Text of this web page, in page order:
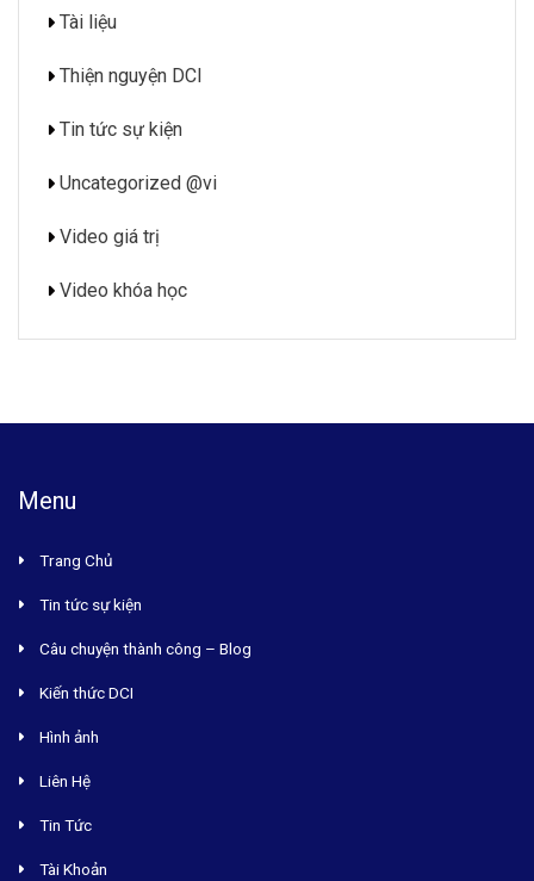
Tài liệu
Thiện nguyện DCI
Tin tức sự kiện
Uncategorized @vi
Video giá trị
Video khóa học
Menu
Trang Chủ
Tin tức sự kiện
Câu chuyện thành công – Blog
Kiến thức DCI
Hình ảnh
Liên Hệ
Tin Tức
Tài Khoản